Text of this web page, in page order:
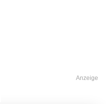
Anzeige